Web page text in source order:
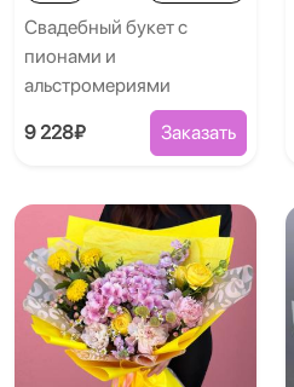
Свадебный букет с
пионами и
альстромериями
9 228₽ Заказать